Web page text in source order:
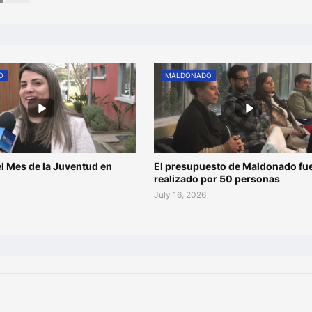
Mes de la Juventud en
MALDONADO
El presupuesto de Maldonado
realizado por 50 personas
July 16, 2026